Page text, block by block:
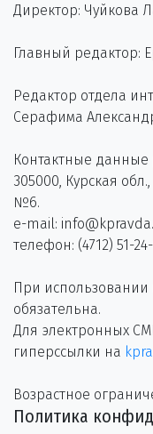
Директор: Чуйкова
Главный редактор:
Редактор отдела
Серафима
Контактные данные
305000, Курская
№6.
e-mail:
телефон: (4712) 51-
При
обязательна.
Для электронных
гиперссылки на
Возрастное
Политика